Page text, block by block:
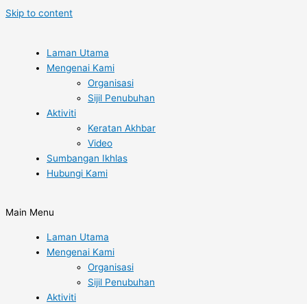
Skip to content
Laman Utama
Mengenai Kami
Organisasi
Sijil Penubuhan
Aktiviti
Keratan Akhbar
Video
Sumbangan Ikhlas
Hubungi Kami
Main Menu
Laman Utama
Mengenai Kami
Organisasi
Sijil Penubuhan
Aktiviti